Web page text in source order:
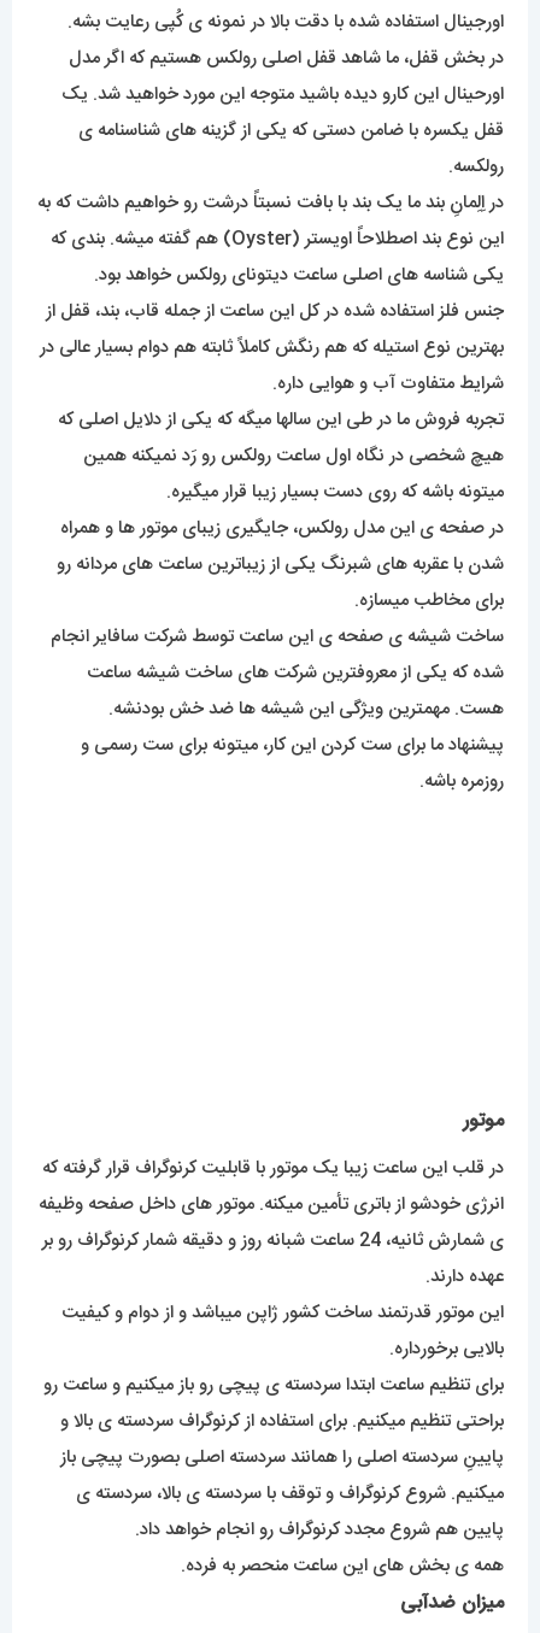
اورجینال استفاده شده با دقت بالا در نمونه ی کُپی رعایت بشه.
در بخش قفل، ما شاهد قفل اصلی رولکس هستیم که اگر مدل
اورحینال این کارو دیده باشید متوجه این مورد خواهید شد. یک
قفل یکسره با ضامن دستی که یکی از گزینه های شناسنامه ی
رولکسه.
در اِلِمانِ بند ما یک بند با بافت نسبتاً درشت رو خواهیم داشت که به
این نوع بند اصطلاحاً اویستر (Oyster) هم گفته میشه. بندی که
یکی شناسه های اصلی ساعت دیتونای رولکس خواهد بود.
جنس فلز استفاده شده در کل این ساعت از جمله قاب، بند، قفل از
بهترین نوع استیله که هم رنگش کاملاً ثابته هم دوام بسیار عالی در
شرایط متفاوت آب و هوایی داره.
تجربه فروش ما در طی این سالها میگه که یکی از دلایل اصلی که
هیچ شخصی در نگاه اول ساعت رولکس رو رَد نمیکنه همین
میتونه باشه که روی دست بسیار زیبا قرار میگیره.
در صفحه ی این مدل رولکس، جایگیری زیبای موتور ها و همراه
شدن با عقربه های شبرنگ یکی از زیباترین ساعت های مردانه رو
برای مخاطب میسازه.
ساخت شیشه ی صفحه ی این ساعت توسط شرکت سافایر انجام
شده که یکی از معروفترین شرکت های ساخت شیشه ساعت
هست. مهمترین ویژگی این شیشه ها ضد خش بودنشه.
پیشنهاد ما برای ست کردن این کار، میتونه برای ست رسمی و
روزمره باشه.
موتور
در قلب این ساعت زیبا یک موتور با قابلیت کرنوگراف قرار گرفته که
انرژی خودشو از باتری تأمین میکنه. موتور های داخل صفحه وظیفه
ی شمارش ثانیه، 24 ساعت شبانه روز و دقیقه شمار کرنوگراف رو بر
عهده دارند.
این موتور قدرتمند ساخت کشور ژاپن میباشد و از دوام و کیفیت
بالایی برخورداره.
برای تنظیم ساعت ابتدا سردسته ی پیچی رو باز میکنیم و ساعت رو
براحتی تنظیم میکنیم. برای استفاده از کرنوگراف سردسته ی بالا و
پایینِ سردسته اصلی را همانند سردسته اصلی بصورت پیچی باز
میکنیم. شروع کرنوگراف و توقف با سردسته ی بالا، سردسته ی
پایین هم شروع مجدد کرنوگراف رو انجام خواهد داد.
همه ی بخش های این ساعت منحصر به فرده.
میزان ضدآبی